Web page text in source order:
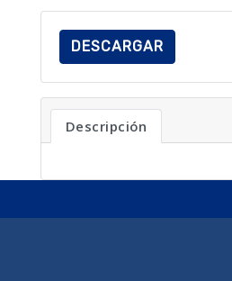
DESCARGAR
Descripción